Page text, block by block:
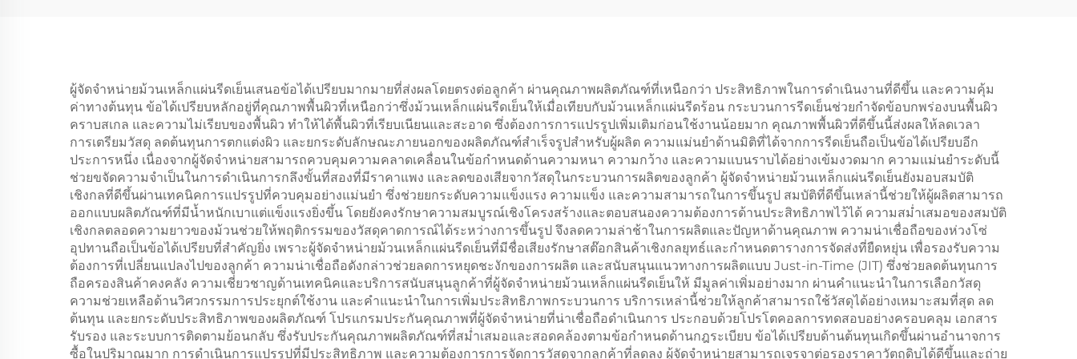
ผู้จัดจำหน่ายม้วนเหล็กแผ่นรีดเย็นเสนอข้อได้เปรียบมากมายที่ส่งผลโดยตรงต่อลูกค้า ผ่านคุณภาพผลิตภัณฑ์ที่เหนือกว่า ประสิทธิภาพในการดำเนินงานที่ดีขึ้น และความคุ้ม
ค่าทางต้นทุน ข้อได้เปรียบหลักอยู่ที่คุณภาพพื้นผิวที่เหนือกว่าซึ่งม้วนเหล็กแผ่นรีดเย็นให้เมื่อเทียบกับม้วนเหล็กแผ่นรีดร้อน กระบวนการรีดเย็นช่วยกำจัดข้อบกพร่องบนพื้นผิว
คราบสเกล และความไม่เรียบของพื้นผิว ทำให้ได้พื้นผิวที่เรียบเนียนและสะอาด ซึ่งต้องการการแปรรูปเพิ่มเติมก่อนใช้งานน้อยมาก คุณภาพพื้นผิวที่ดีขึ้นนี้ส่งผลให้ลดเวลา
การเตรียมวัสดุ ลดต้นทุนการตกแต่งผิว และยกระดับลักษณะภายนอกของผลิตภัณฑ์สำเร็จรูปสำหรับผู้ผลิต ความแม่นยำด้านมิติที่ได้จากการรีดเย็นถือเป็นข้อได้เปรียบอีก
ประการหนึ่ง เนื่องจากผู้จัดจำหน่ายสามารถควบคุมความคลาดเคลื่อนในข้อกำหนดด้านความหนา ความกว้าง และความแบนราบได้อย่างเข้มงวดมาก ความแม่นยำระดับนี้
ช่วยขจัดความจำเป็นในการดำเนินการกลึงขั้นที่สองที่มีราคาแพง และลดของเสียจากวัสดุในกระบวนการผลิตของลูกค้า ผู้จัดจำหน่ายม้วนเหล็กแผ่นรีดเย็นยังมอบสมบัติ
เชิงกลที่ดีขึ้นผ่านเทคนิคการแปรรูปที่ควบคุมอย่างแม่นยำ ซึ่งช่วยยกระดับความแข็งแรง ความแข็ง และความสามารถในการขึ้นรูป สมบัติที่ดีขึ้นเหล่านี้ช่วยให้ผู้ผลิตสามารถ
ออกแบบผลิตภัณฑ์ที่มีน้ำหนักเบาแต่แข็งแรงยิ่งขึ้น โดยยังคงรักษาความสมบูรณ์เชิงโครงสร้างและตอบสนองความต้องการด้านประสิทธิภาพไว้ได้ ความสม่ำเสมอของสมบัติ
เชิงกลตลอดความยาวของม้วนช่วยให้พฤติกรรมของวัสดุคาดการณ์ได้ระหว่างการขึ้นรูป จึงลดความล่าช้าในการผลิตและปัญหาด้านคุณภาพ ความน่าเชื่อถือของห่วงโซ่
อุปทานถือเป็นข้อได้เปรียบที่สำคัญยิ่ง เพราะผู้จัดจำหน่ายม้วนเหล็กแผ่นรีดเย็นที่มีชื่อเสียงรักษาสต๊อกสินค้าเชิงกลยุทธ์และกำหนดตารางการจัดส่งที่ยืดหยุ่น เพื่อรองรับความ
ต้องการที่เปลี่ยนแปลงไปของลูกค้า ความน่าเชื่อถือดังกล่าวช่วยลดการหยุดชะงักของการผลิต และสนับสนุนแนวทางการผลิตแบบ Just-in-Time (JIT) ซึ่งช่วยลดต้นทุนการ
ถือครองสินค้าคงคลัง ความเชี่ยวชาญด้านเทคนิคและบริการสนับสนุนลูกค้าที่ผู้จัดจำหน่ายม้วนเหล็กแผ่นรีดเย็นให้ มีมูลค่าเพิ่มอย่างมาก ผ่านคำแนะนำในการเลือกวัสดุ
ความช่วยเหลือด้านวิศวกรรมการประยุกต์ใช้งาน และคำแนะนำในการเพิ่มประสิทธิภาพกระบวนการ บริการเหล่านี้ช่วยให้ลูกค้าสามารถใช้วัสดุได้อย่างเหมาะสมที่สุด ลด
ต้นทุน และยกระดับประสิทธิภาพของผลิตภัณฑ์ โปรแกรมประกันคุณภาพที่ผู้จัดจำหน่ายที่น่าเชื่อถือดำเนินการ ประกอบด้วยโปรโตคอลการทดสอบอย่างครอบคลุม เอกสาร
รับรอง และระบบการติดตามย้อนกลับ ซึ่งรับประกันคุณภาพผลิตภัณฑ์ที่สม่ำเสมอและสอดคล้องตามข้อกำหนดด้านกฎระเบียบ ข้อได้เปรียบด้านต้นทุนเกิดขึ้นผ่านอำนาจการ
ซื้อในปริมาณมาก การดำเนินการแปรรูปที่มีประสิทธิภาพ และความต้องการการจัดการวัสดุจากลูกค้าที่ลดลง ผู้จัดจำหน่ายสามารถเจรจาต่อรองราคาวัตถุดิบได้ดีขึ้นและถ่าย